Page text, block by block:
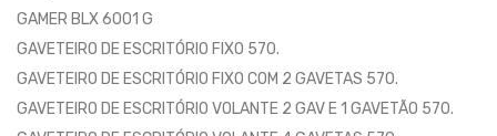
GAMER BLX 6001 G
GAVETEIRO DE ESCRITÓRIO FIXO 570.
GAVETEIRO DE ESCRITÓRIO FIXO COM 2 GAVETAS 570.
GAVETEIRO DE ESCRITÓRIO VOLANTE 2 GAV E 1 GAVETÃO 570.